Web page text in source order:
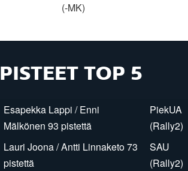
(-MK)
PISTEET TOP 5
Esapekka Lappi / Enni
Mälkönen 93 pistettä
PiekUA
(Rally2)
Lauri Joona / Antti Linnaketo 73
pistettä
SAU
(Rally2)